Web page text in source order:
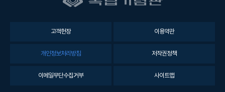
고객헌장 이용약관
개인정보처리방침 저작권정책
이메일무단수집거부 사이트맵